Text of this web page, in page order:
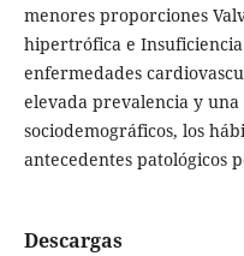
menores proporciones
hipertrófica e Insuficiencia
enfermedades
elevada prevalencia y
sociodemográficos, los
antecedentes patológicos
Descargas